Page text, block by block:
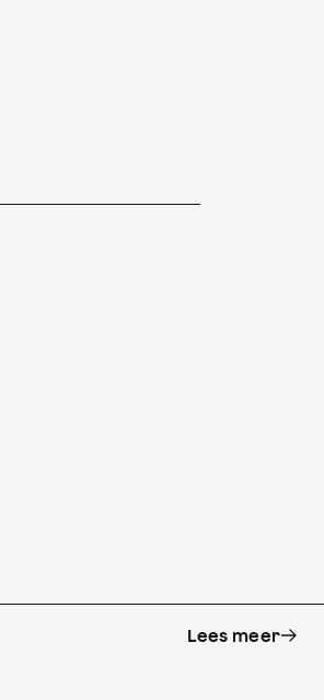
Lees meer